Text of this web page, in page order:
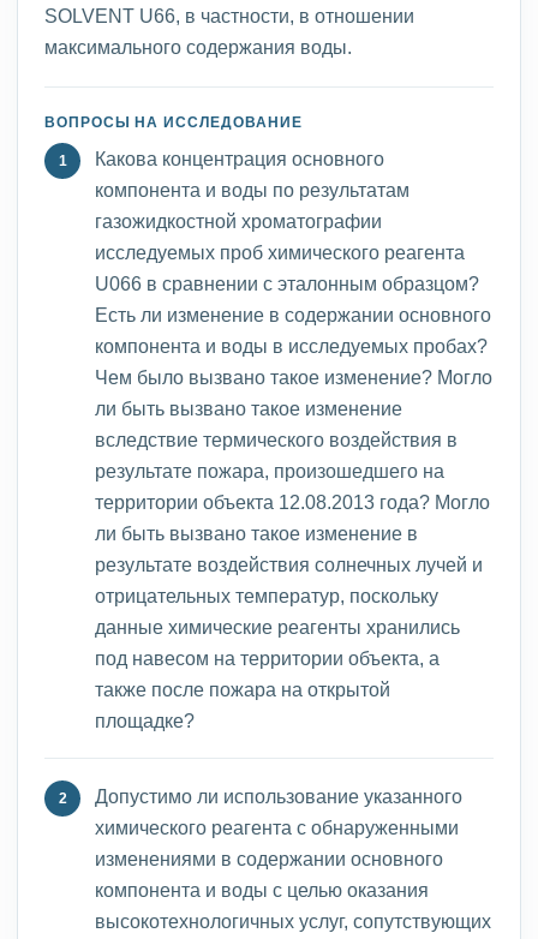
SOLVENT U66, в частности, в отношении
максимального содержания воды.
ВОПРОСЫ НА ИССЛЕДОВАНИЕ
Какова концентрация основного
компонента и воды по результатам
газожидкостной хроматографии
исследуемых проб химического реагента
U066 в сравнении с эталонным образцом?
Есть ли изменение в содержании основного
компонента и воды в исследуемых пробах?
Чем было вызвано такое изменение? Могло
ли быть вызвано такое изменение
вследствие термического воздействия в
результате пожара, произошедшего на
территории объекта 12.08.2013 года? Могло
ли быть вызвано такое изменение в
результате воздействия солнечных лучей и
отрицательных температур, поскольку
данные химические реагенты хранились
под навесом на территории объекта, а
также после пожара на открытой
площадке?
Допустимо ли использование указанного
химического реагента с обнаруженными
изменениями в содержании основного
компонента и воды с целью оказания
высокотехнологичных услуг, сопутствующих